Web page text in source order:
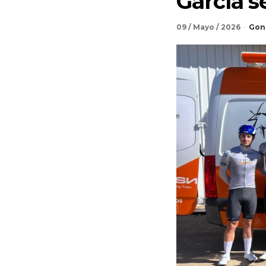
09 / Mayo / 2026